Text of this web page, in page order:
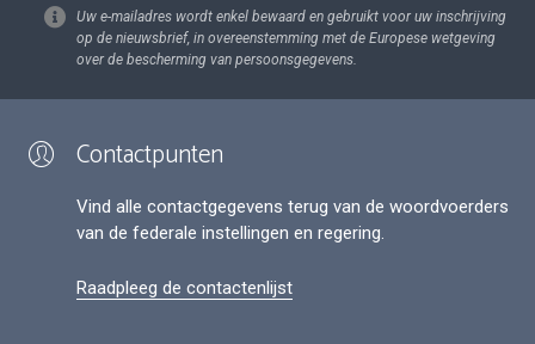
Uw e-mailadres wordt enkel bewaard en gebruikt voor uw inschrijving
op de nieuwsbrief, in overeenstemming met de Europese wetgeving
over de bescherming van persoonsgegevens.
Contactpunten
Vind alle contactgegevens terug van de woordvoerders
van de federale instellingen en regering.
Raadpleeg de contactenlijst